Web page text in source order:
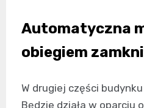
Automatyczna
obiegiem
W drugiej części
Będzie działa w oparciu